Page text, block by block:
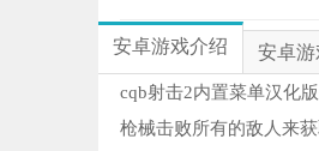
安卓游戏介绍 安卓游
cqb射击2内置菜单汉化
枪械击败所有的敌人来